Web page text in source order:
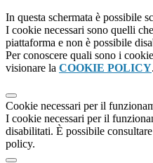
In questa schermata è possibile
I cookie necessari sono quelli
piattaforma e non è possibile
Per conoscere quali sono i
visionare la COOKIE POLICY.
Cookie necessari per il
I cookie necessari per il
disabilitati. È possibile
policy.